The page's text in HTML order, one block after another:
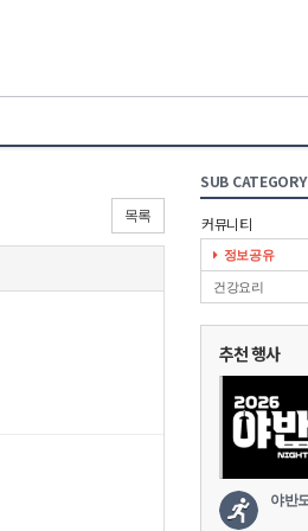
목록
SUB CATEGORY
커뮤니티
정보공유
건강요리
추천 행사
야반